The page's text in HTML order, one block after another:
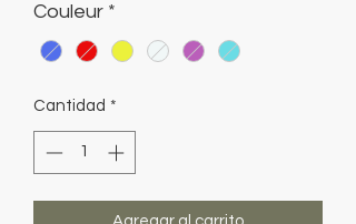
Couleur *
Cantidad *